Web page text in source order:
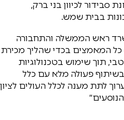
סבידור לכיוון בני ברק,
בבית שמש.
ראש הממשלה והתחבורה
כל המאמצים בכדי שהליך מכירת
תוך שימוש בטכנולוגיות
פעולה מלא עם כלל
לתת מענה לכלל העולים לציון